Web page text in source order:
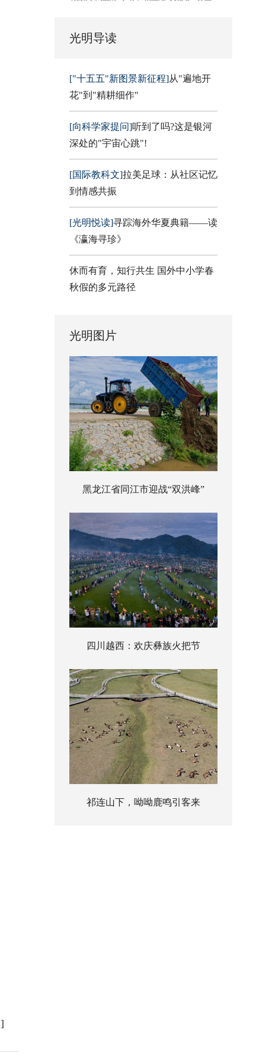
]
光明导读
["十五五"新图景新征程]从"遍地开
花"到"精耕细作"
[向科学家提问]听到了吗?这是银河
深处的"宇宙心跳"!
[国际教科文]拉美足球：从社区记忆
到情感共振
[光明悦读]寻踪海外华夏典籍——读
《瀛海寻珍》
休而有育，知行共生 国外中小学春
秋假的多元路径
光明图片
黑龙江省同江市迎战“双洪峰”
四川越西：欢庆彝族火把节
祁连山下，呦呦鹿鸣引客来